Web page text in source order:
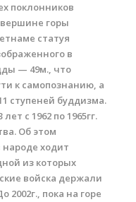
поклонников
горы
статуя
в
— 49м., что
к самопознанию, а
ступеней буддизма.
с 1962 по 1965гг.
Об этом
ходит
из которых
войска держали
пока на горе